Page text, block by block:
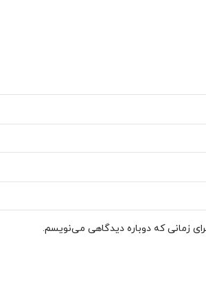
در ارتفاعات و محیط های سرد و برفی
زمانی که دوباره دیدگاهی می‌نویسم.